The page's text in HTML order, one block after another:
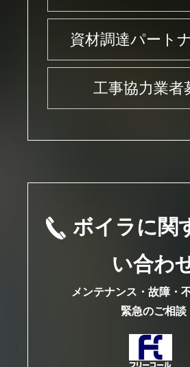
資材調達パート
工事協力業者
ボイラに関
い合わ
メンテナンス・故障・
緊急のご相談